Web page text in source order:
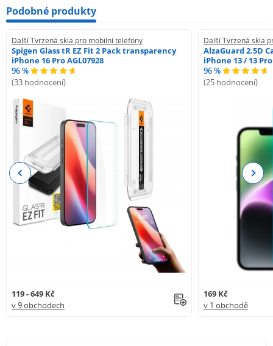
Podobné produkty
Další Tvrzená skla pro mobilní telefony
Spigen Glass tR EZ Fit 2 Pack transparency
iPhone 16 Pro AGL07928
96 %
(33 hodnocení)
119 - 649 Kč
v 9 obchodech
Další Tvrzená skla
AlzaGuard 2.5D
iPhone 13 / 13 Pro
96 %
(25 hodnocení)
169 Kč
v 1 obchodě
Previous Next